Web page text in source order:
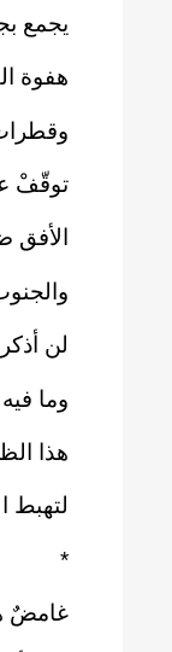
يجمع
هفوة
توقّفْ
الأفق
لن أذكر
وما
هذا
لتهبط
*
غامضٌ